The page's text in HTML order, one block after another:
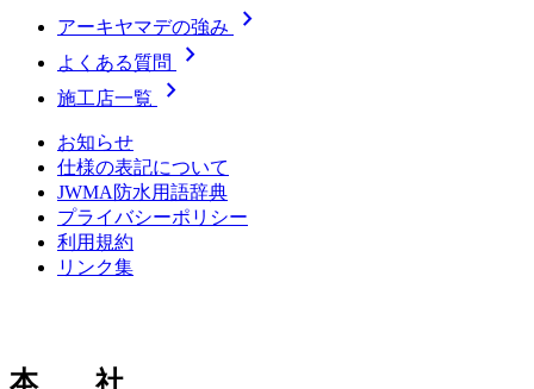
アーキヤマデの強み chevron_right
よくある質問 chevron_right
施工店一覧 chevron_right
お知らせ
仕様の表記について
JWMA防水用語辞典
プライバシーポリシー
利用規約
リンク集
本 社